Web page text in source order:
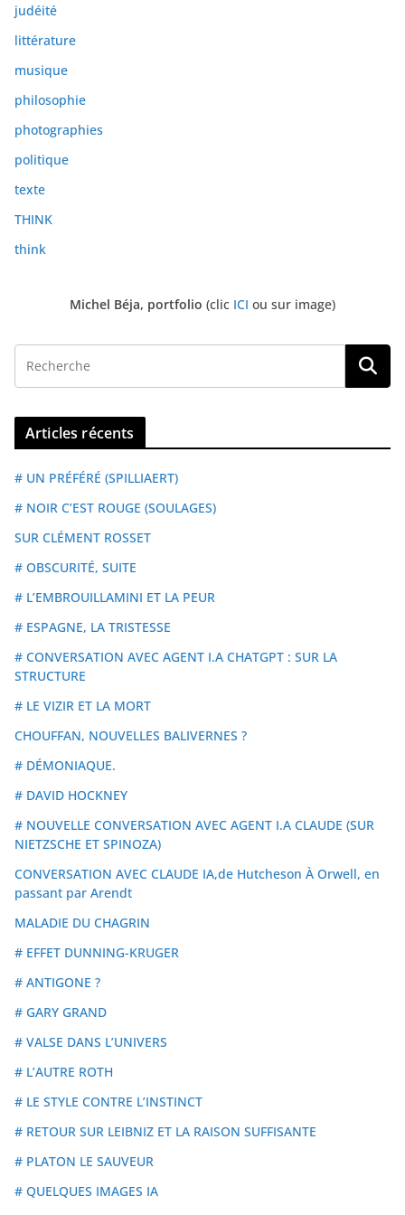
judéité
littérature
musique
philosophie
photographies
politique
texte
THINK
think
Michel Béja, portfolio (clic ICI ou sur image)
Articles récents
# UN PRÉFÉRÉ (SPILLIAERT)
# NOIR C’EST ROUGE (SOULAGES)
SUR CLÉMENT ROSSET
# OBSCURITÉ, SUITE
# L’EMBROUILLAMINI ET LA PEUR
# ESPAGNE, LA TRISTESSE
# CONVERSATION AVEC AGENT I.A CHATGPT : SUR LA
STRUCTURE
# LE VIZIR ET LA MORT
CHOUFFAN, NOUVELLES BALIVERNES ?
# DÉMONIAQUE.
# DAVID HOCKNEY
# NOUVELLE CONVERSATION AVEC AGENT I.A CLAUDE (SUR
NIETZSCHE ET SPINOZA)
CONVERSATION AVEC CLAUDE IA,de Hutcheson À Orwell, en
passant par Arendt
MALADIE DU CHAGRIN
# EFFET DUNNING-KRUGER
# ANTIGONE ?
# GARY GRAND
# VALSE DANS L’UNIVERS
# L’AUTRE ROTH
# LE STYLE CONTRE L’INSTINCT
# RETOUR SUR LEIBNIZ ET LA RAISON SUFFISANTE
# PLATON LE SAUVEUR
# QUELQUES IMAGES IA